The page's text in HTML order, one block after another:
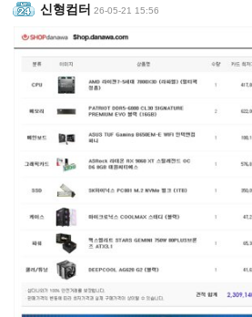
신형컴터 26-05-21 15:56